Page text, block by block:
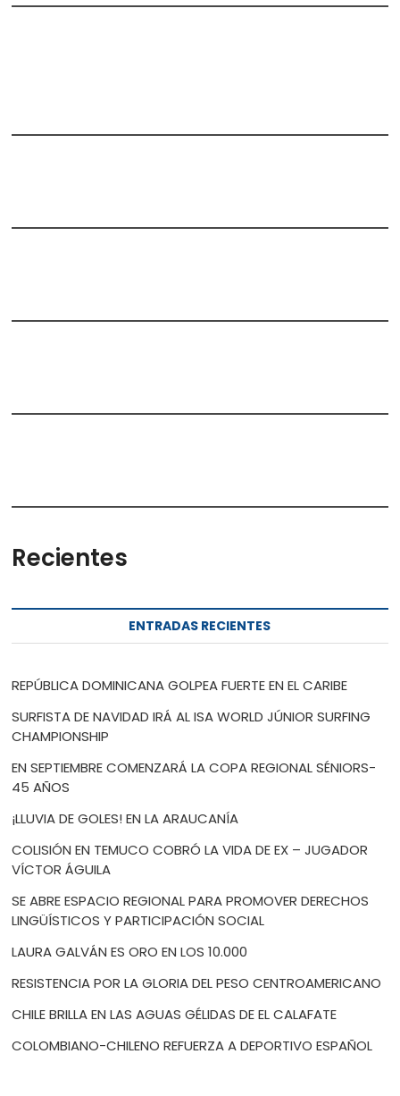
Recientes
ENTRADAS RECIENTES
REPÚBLICA DOMINICANA GOLPEA FUERTE EN EL CARIBE
SURFISTA DE NAVIDAD IRÁ AL ISA WORLD JÚNIOR SURFING
CHAMPIONSHIP
EN SEPTIEMBRE COMENZARÁ LA COPA REGIONAL SÉNIORS-
45 AÑOS
¡LLUVIA DE GOLES! EN LA ARAUCANÍA
COLISIÓN EN TEMUCO COBRÓ LA VIDA DE EX – JUGADOR
VÍCTOR ÁGUILA
SE ABRE ESPACIO REGIONAL PARA PROMOVER DERECHOS
LINGÜÍSTICOS Y PARTICIPACIÓN SOCIAL
LAURA GALVÁN ES ORO EN LOS 10.000
RESISTENCIA POR LA GLORIA DEL PESO CENTROAMERICANO
CHILE BRILLA EN LAS AGUAS GÉLIDAS DE EL CALAFATE
COLOMBIANO-CHILENO REFUERZA A DEPORTIVO ESPAÑOL